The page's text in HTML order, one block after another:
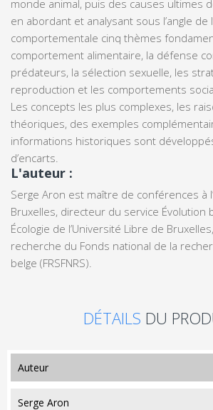
monde animal, puis des causes ultimes
en abordant et analysant sous l’angle de
comportementale cinq thèmes
comportement alimentaire, la défense
prédateurs, la sélection sexuelle, les
reproduction et les comportements
Les concepts les plus complexes, les
théoriques, des exemples
informations historiques sont
d’encarts.
L'auteur :
Serge Aron est maître de conférences à
Bruxelles, directeur du service Évolution
Écologie de l’Université Libre de
recherche du Fonds national de la
belge (FRSFNRS).
DÉTAILS DU
auteur
Serge Aron